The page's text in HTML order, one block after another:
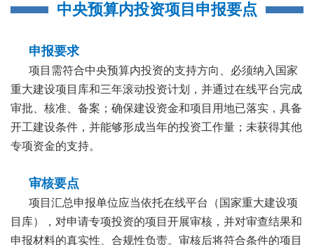
中央预算内投资项目 申报要点
申报要求
项目需符合中央预算内投资的支持方向、必须纳入国家
重大建设项目库和三年滚动投资计划，并通过在线平台完成
审批、核准、备案；确保建设资金和项目用地已落实，具备
开工建设条件，并能够形成当年的投资工作量；未获得其他
专项资金的支持。
审核要点
项目汇总申报单位应当依托在线平台（国家重大建设项
目库），对申请专项投资的项目开展审核，并对审查结果和
申报材料的真实性、合规性负责。审核后将符合条件的项目